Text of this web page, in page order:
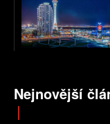
Nejnovější